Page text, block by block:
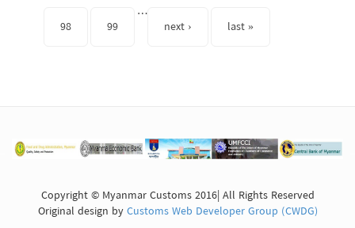
98 99
…
next ›
last »
Copyright © Myanmar Customs 2016| All Rights Reserved
Original design byCustoms Web Developer Group (CWDG)